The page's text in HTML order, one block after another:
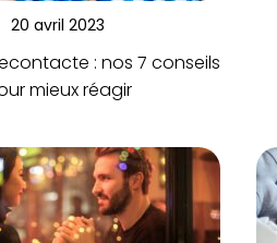
20 avril 2023
: nos 7 conseils
mieux réagir